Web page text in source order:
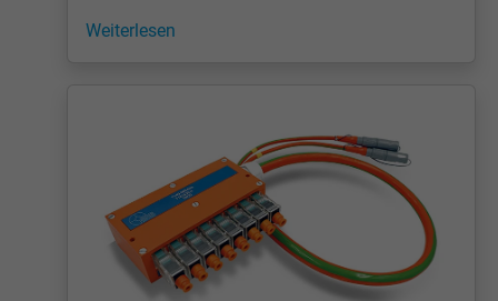
Anbieter Google LLC
Wird verwendet, um die Aktionen eines
Benutzers auf der Website zu
zu registrieren und zu melden.
test_cookie, Google DoubleClick
Weiterlesen